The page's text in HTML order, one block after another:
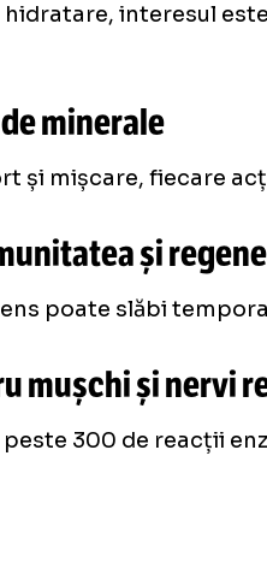
hidratare, interesul
minerale
și mișcare, fiecare
și
poate slăbi
mușchi și nervi
300 de reacții